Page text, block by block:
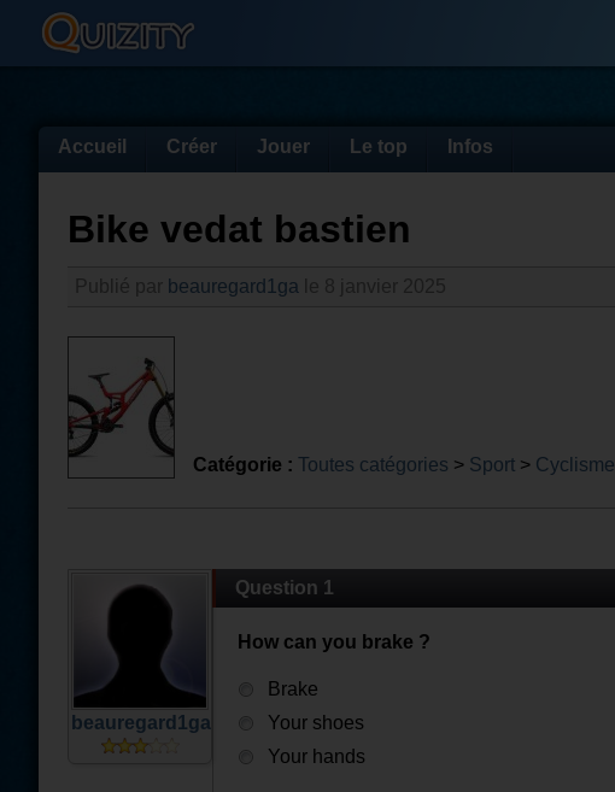
Accueil Créer Jouer Le top Infos
Bike vedat bastien
beauregard1ga
Catégorie : Toutes catégories > Sport > Cyclisme
beauregard1ga
Question 1
How can you brake ?
Brake
Your shoes
Your hands